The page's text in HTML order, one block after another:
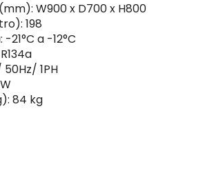
W900 x D700 x H800
198
a -12°C
1PH
84 kg